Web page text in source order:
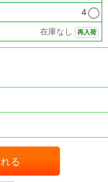
4
在庫なし 再入荷
る